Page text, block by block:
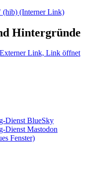
(hib) (Interner Link)
Hintergründe
Link, Link öffnet
Dienst BlueSky
Dienst Mastodon
Fenster)